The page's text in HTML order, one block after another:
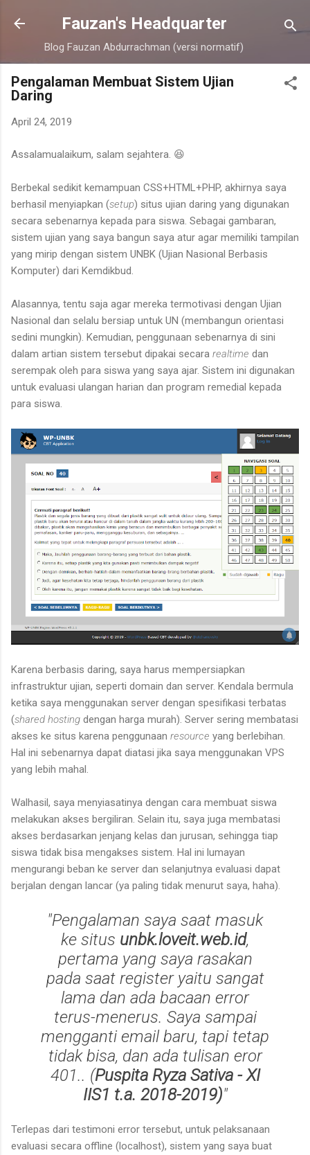
Skip to main content
Fauzan's Headquarter
Blog Fauzan Abdurrachman (versi normatif)
Pengalaman Membuat Sistem Ujian
Daring
April 24, 2019
Assalamualaikum, salam sejahtera. 😆
Berbekal sedikit kemampuan CSS+HTML+PHP, akhirnya saya
berhasil menyiapkan (setup) situs ujian daring yang digunakan
secara sebenarnya kepada para siswa. Sebagai gambaran,
sistem ujian yang saya bangun saya atur agar memiliki tampilan
yang mirip dengan sistem UNBK (Ujian Nasional Berbasis
Komputer) dari Kemdikbud.
Alasannya, tentu saja agar mereka termotivasi dengan Ujian
Nasional dan selalu bersiap untuk UN (membangun orientasi
sedini mungkin). Kemudian, penggunaan sebenarnya di sini
dalam artian sistem tersebut dipakai secara realtime dan
serempak oleh para siswa yang saya ajar. Sistem ini digunakan
untuk evaluasi ulangan harian dan program remedial kepada
para siswa.
Karena berbasis daring, saya harus mempersiapkan
infrastruktur ujian, seperti domain dan server. Kendala bermula
ketika saya menggunakan server dengan spesifikasi terbatas
(shared hosting dengan harga murah). Server sering membatasi
akses ke situs karena penggunaan resource yang berlebihan.
Hal ini sebenarnya dapat diatasi jika saya menggunakan VPS
yang lebih mahal.
Walhasil, saya menyiasatinya dengan cara membuat siswa
melakukan akses bergiliran. Selain itu, saya juga membatasi
akses berdasarkan jenjang kelas dan jurusan, sehingga tiap
siswa tidak bisa mengakses sistem. Hal ini lumayan
mengurangi beban ke server dan selanjutnya evaluasi dapat
berjalan dengan lancar (ya paling tidak menurut saya, haha).
"Pengalaman saya saat masuk
ke situs unbk.loveit.web.id,
pertama yang saya rasakan
pada saat register yaitu sangat
lama dan ada bacaan error
terus-menerus. Saya sampai
mengganti email baru, tapi tetap
tidak bisa, dan ada tulisan eror
401.. (Puspita Ryza Sativa - XI
IIS1 t.a. 2018-2019)"
Terlepas dari testimoni error tersebut, untuk pelaksanaan
evaluasi secara offline (localhost), sistem yang saya buat